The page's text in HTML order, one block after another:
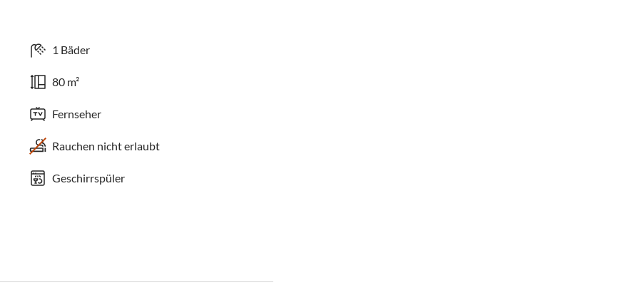
1 Bäder
80 m²
Fernseher
Rauchen nicht erlaubt
Geschirrspüler